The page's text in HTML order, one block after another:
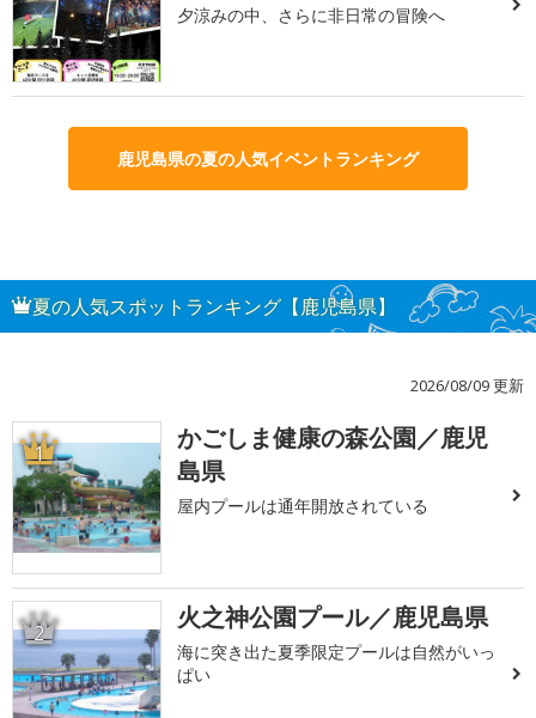
夕涼みの中、さらに非日常の冒険へ
鹿児島県の夏の人気イベントランキング
夏の人気スポットランキング【鹿児島県】
2026/08/09 更新
1
かごしま健康の森公園／鹿児
島県
屋内プールは通年開放されている
2 火之神公園プール／鹿児島県
海に突き出た夏季限定プールは自然がいっ
ぱい